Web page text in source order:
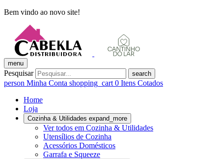
Bem vindo ao novo site!
menu
Pesquisar search
person Minha Conta shopping_cart 0 Itens Cotados
Home
Loja
Cozinha & Utilidades expand_more
Ver todos em Cozinha & Utilidades
Utensílios de Cozinha
Acessórios Domésticos
Garrafa e Squeeze